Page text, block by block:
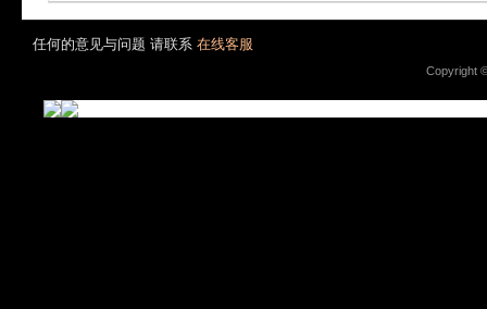
任何的意见与问题 请联系 在线客服
Copyright